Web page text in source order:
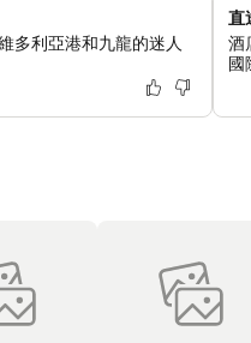
多利亞港和九龍的迷人
直
酒
國